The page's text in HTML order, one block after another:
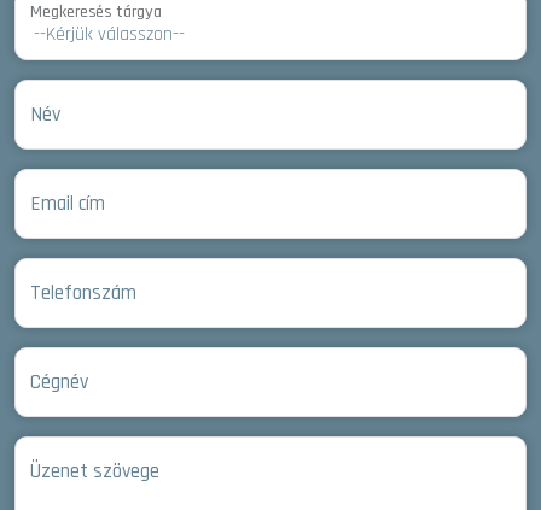
Megkeresés tárgya
Név
Email cím
Telefonszám
Cégnév
Üzenet szövege